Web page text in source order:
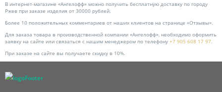
В интернет-магазине «Ангелофф» можно получить бесплатную доставку по городу
Ржев при заказе изделия от 30000 рублей.
Более 10 положительных комментариев от наших клиентов на странице «Отзывы».
Для заказа товара в производственной компании «Ангелофф», необходимо оформить
заявку на сайте или связаться с нашим менеджером по телефону +7 905 608 17 97.
При заказе на сайте вы получаете скидку в 10%.